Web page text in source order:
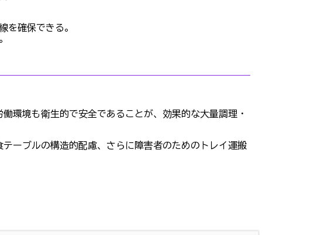
を確保できる。
環境も衛生的で安全であることが、効果的な大量調理・
ーブルの構造的配慮、さらに障害者のためのトレイ運搬